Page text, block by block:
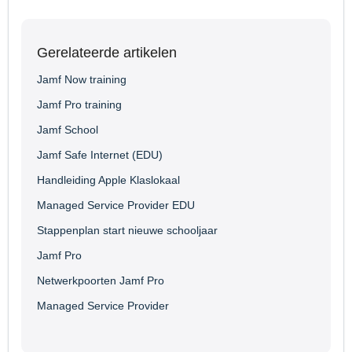
Gerelateerde artikelen
Jamf Now training
Jamf Pro training
Jamf School
Jamf Safe Internet (EDU)
Handleiding Apple Klaslokaal
Managed Service Provider EDU
Stappenplan start nieuwe schooljaar
Jamf Pro
Netwerkpoorten Jamf Pro
Managed Service Provider